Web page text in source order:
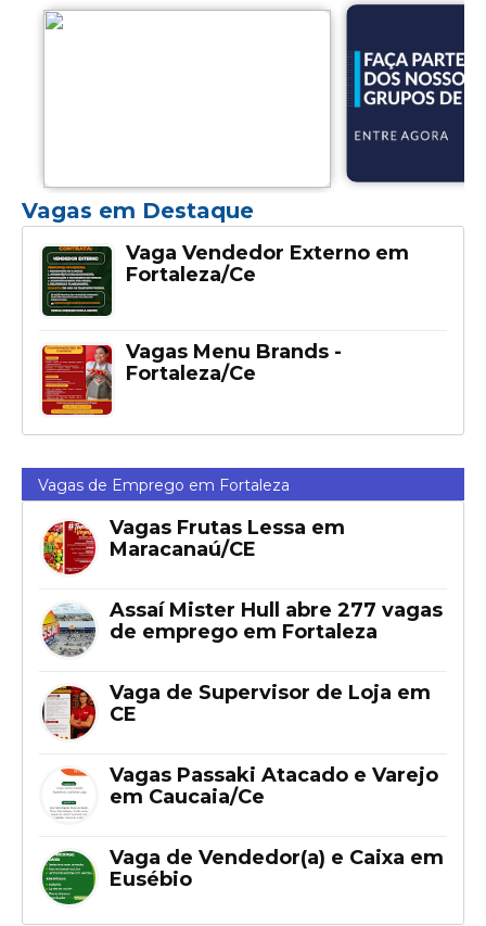
Vagas em Destaque
Vaga Vendedor Externo em
Fortaleza/Ce
Vagas Menu Brands -
Fortaleza/Ce
Vagas de Emprego em Fortaleza
Vagas Frutas Lessa em
Maracanaú/CE
Assaí Mister Hull abre 277 vagas
de emprego em Fortaleza
Vaga de Supervisor de Loja em
CE
Vagas Passaki Atacado e Varejo
em Caucaia/Ce
Vaga de Vendedor(a) e Caixa em
Eusébio